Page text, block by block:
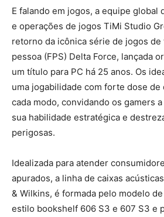
E falando em jogos, a equipe global
e operações de jogos TiMi Studio
retorno da icônica série de jogos
pessoa (FPS) Delta Force, lançada
um título para PC há 25 anos. Os
uma jogabilidade com forte dose de
cada modo, convidando os gamers
sua habilidade estratégica e
perigosas.
Idealizada para atender
apurados, a linha de caixas
& Wilkins, é formada pelo modelo
estilo bookshelf 606 S3 e 607 S3 e